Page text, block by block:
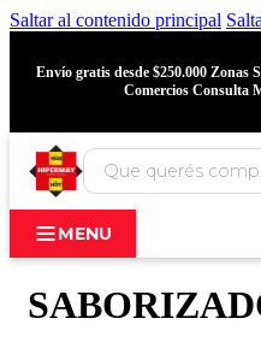
Saltar al contenido principal
Envío gratis desde $250.000 Zonas
Comercios Consulta
MENU